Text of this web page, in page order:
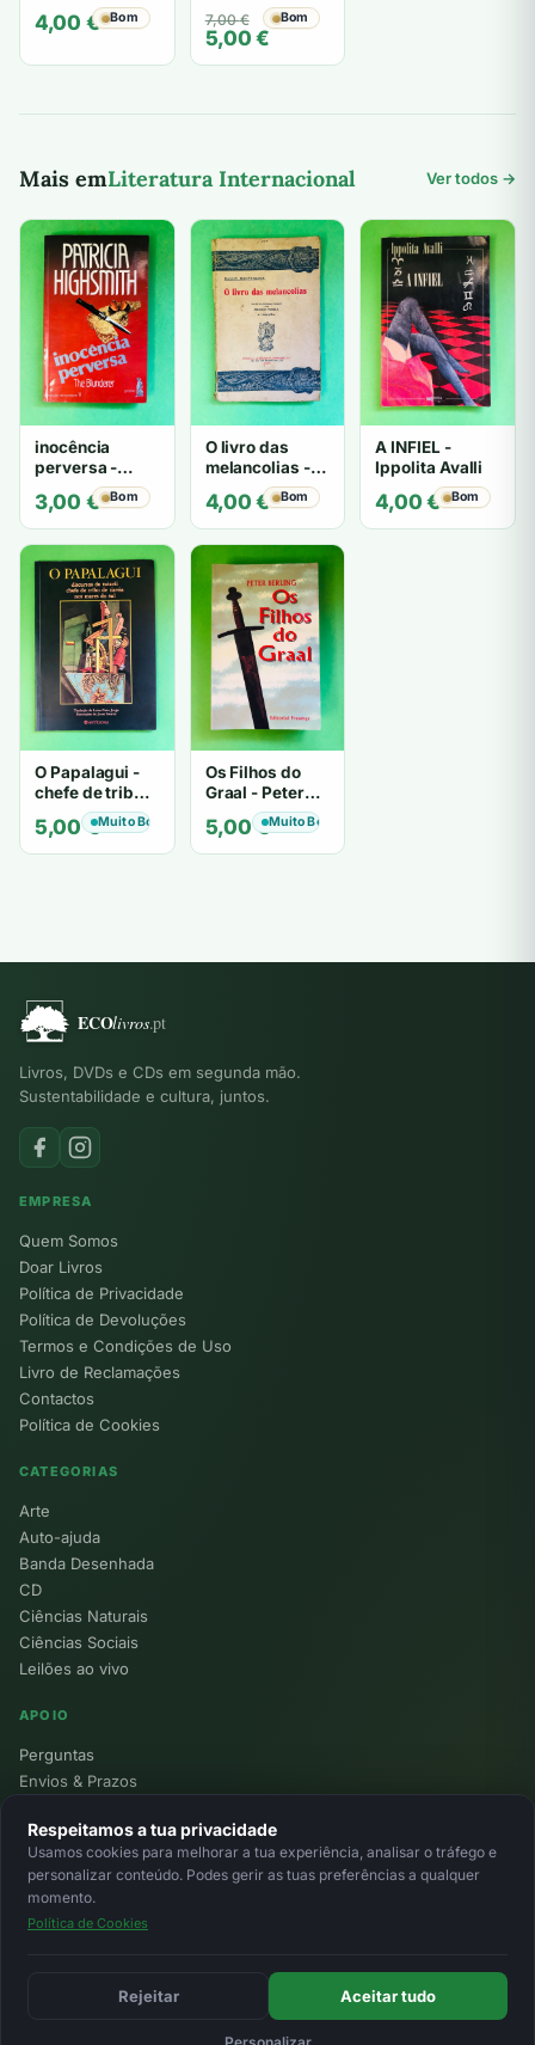
4,00 € Bom 7,00€
O
preço
original
7,00 €.
5,00€
O
preço
atual
5,00 €.
Bom
Mais emLiteratura Internacional Ver todos →
inocência
perversa -
PATRICIA
HIGHSMITH
3,00 € Bom
O livro das
melancolias -
Mantegazza
4,00€ Bom
A INFIEL -
Ippolita Avalli
4,00€ Bom
O Papalagui -
chefe de tribo
de tiavéa
5,00€Muito Bom
Os Filhos do
Graal - Peter
Berling
5,00€Muito Bom
Livros, DVDs e CDs em segunda mão.
Sustentabilidade e cultura, juntos.
EMPRESA
Quem Somos
Doar Livros
Política de Privacidade
Política de Devoluções
Termos e Condições de Uso
Livro de Reclamações
Contactos
Política de Cookies
CATEGORIAS
Arte
Auto-ajuda
Banda Desenhada
CD
Ciências Naturais
Ciências Sociais
Leilões ao vivo
APOIO
Perguntas
Envios & Prazos
Devoluções
Minha Conta
© 2026 Ecolivros. Todos os direitos reservados.
Respeitamos a tua privacidade
Usamos cookies para melhorar a tua experiência, analisar o tráfego e
personalizar conteúdo. Podes gerir as tuas preferências a qualquer
momento.
Política de Cookies
Rejeitar Aceitar tudo